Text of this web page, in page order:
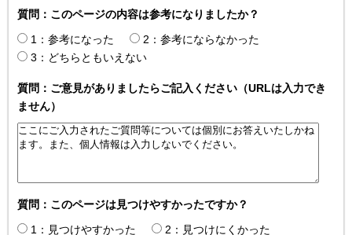
質問：このページの内容は参考になりましたか？
1：参考になった
2：参考にならなかった
3：どちらともいえない
質問：ご意見がありましたらご記入ください（URLは入力でき
ません）
質問：このページは見つけやすかったですか？
1：見つけやすかった
2：見つけにくかった